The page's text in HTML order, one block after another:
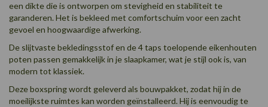
een dikte die is ontworpen om stevigheid en stabiliteit te
garanderen. Het is bekleed met comfortschuim voor een zacht
gevoel en hoogwaardige afwerking.
De slijtvaste bekledingsstof en de 4 taps toelopende eikenhouten
poten passen gemakkelijk in je slaapkamer, wat je stijl ook is, van
modern tot klassiek.
Deze boxspring wordt geleverd als bouwpakket, zodat hij in de
moeilijkste ruimtes kan worden geïnstalleerd. Hij is eenvoudig te